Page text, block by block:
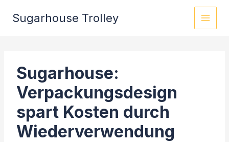
InhaltSugarhouse Trolley
Sugarhouse:
Verpackungsdesign
spart Kosten durch
Wiederverwendung